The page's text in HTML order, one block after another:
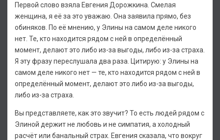
Первой слово взяла Евгения Дорожкина. Смелая
женщина, я её за это уважаю. Она заявила прямо, без
обиняков. По её мнению, у Элины на самом деле никого
нет. Те, кто находится рядом с ней в определённый
момент, делают это либо из-за выгоды, либо из-за страха.
Я эту фразу переслушала два раза. Цитирую: у Элины на
самом деле никого нет — те, кто находится рядом с ней в
определённый момент, делают это либо из-за выгоды,
либо из-за страха.
Вы представляете, как это звучит? То есть людей рядом с
Элиной держит не любовь и не симпатия, а холодный
расчёт или банальный страх. Евгения сказала, что вокруг